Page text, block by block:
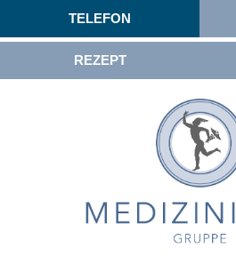
TELEFON
REZEPT